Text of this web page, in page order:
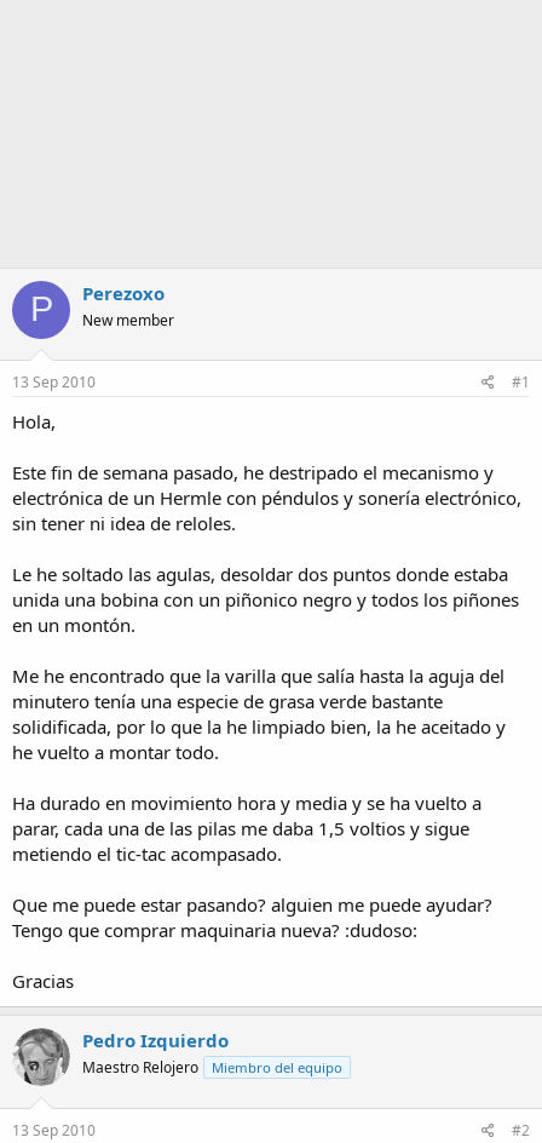
P Perezoxo
New member
13 Sep 2010 #1
Hola,
Este fin de semana pasado, he destripado el mecanismo y
electrónica de un Hermle con péndulos y sonería electrónico,
sin tener ni idea de reloles.
Le he soltado las agulas, desoldar dos puntos donde estaba
unida una bobina con un piñonico negro y todos los piñones
en un montón.
Me he encontrado que la varilla que salía hasta la aguja del
minutero tenía una especie de grasa verde bastante
solidificada, por lo que la he limpiado bien, la he aceitado y
he vuelto a montar todo.
Ha durado en movimiento hora y media y se ha vuelto a
parar, cada una de las pilas me daba 1,5 voltios y sigue
metiendo el tic-tac acompasado.
Que me puede estar pasando? alguien me puede ayudar?
Tengo que comprar maquinaria nueva? :dudoso:
Gracias
Pedro Izquierdo
Maestro Relojero Miembro del equipo
13 Sep 2010 #2